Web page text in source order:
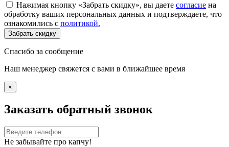
Нажимая кнопку «Забрать скидку», вы даете согласие на
обработку ваших персональных данных и подтверждаете, что
ознакомились с политикой.
Забрать скидку
Спасибо за сообщение
Наш менеджер свяжется с вами в ближайшее время
×
Заказать обратный звонок
Не забывайте про капчу!